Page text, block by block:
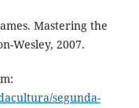
Mastering the
Wesley, 2007.
segunda-